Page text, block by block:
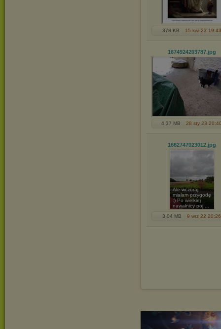
378 KB 15 kwi 23 19:43
1674924203787.jpg
4,37 MB 28 sty 23
1662747023012.jpg
Ale wczoraj
miałam przygodę
:) Po wielkiej
nawałnicy poj ...
3,04 MB
9 wrz 22 20:26